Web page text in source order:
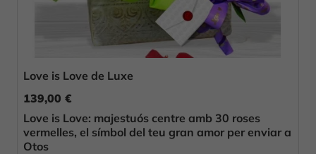
Love is Love de Luxe
139,00 €
Love is Love: majestuós centre amb 30 roses
vermelles, el símbol del teu gran amor per enviar a
Otos